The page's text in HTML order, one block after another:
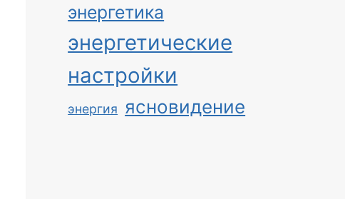
энергетика
энергетические
настройки
энергия ясновидение